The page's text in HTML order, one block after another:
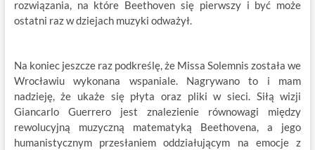
rozwiązania, na które Beethoven się pierwszy i być może
ostatni raz w dziejach muzyki odważył.
Na koniec jeszcze raz podkreślę, że Missa Solemnis została we
Wrocławiu wykonana wspaniale. Nagrywano to i mam
nadzieję, że ukaże się płyta oraz pliki w sieci. Siłą wizji
Giancarlo Guerrero jest znalezienie równowagi między
rewolucyjną muzyczną matematyką Beethovena, a jego
humanistycznym przesłaniem oddziałującym na emocje z